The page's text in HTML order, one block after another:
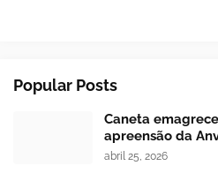
Popular Posts
Caneta
apreensão da
abril 25, 2026